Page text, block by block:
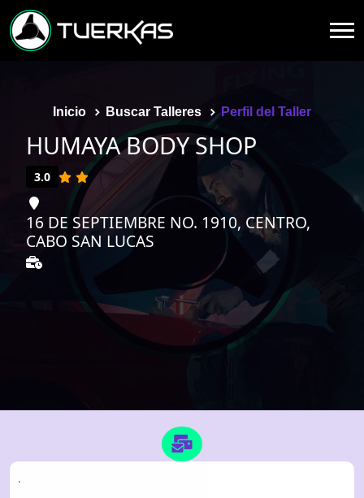
Inicio Buscar Talleres Perfil del Taller
HUMAYA BODY SHOP
3.0
16 DE SEPTIEMBRE NO. 1910, CENTRO,
CABO SAN LUCAS
.